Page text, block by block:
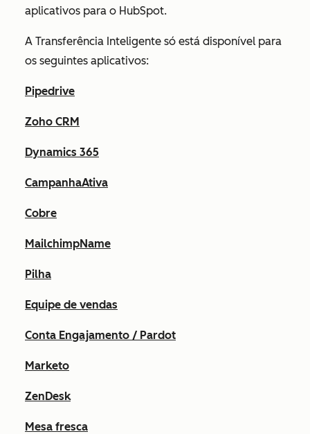
aplicativos para o HubSpot.
A Transferência Inteligente só está disponível para
os seguintes aplicativos:
Pipedrive
Zoho CRM
Dynamics 365
CampanhaAtiva
Cobre
MailchimpName
Pilha
Equipe de vendas
Conta Engajamento / Pardot
Marketo
ZenDesk
Mesa fresca